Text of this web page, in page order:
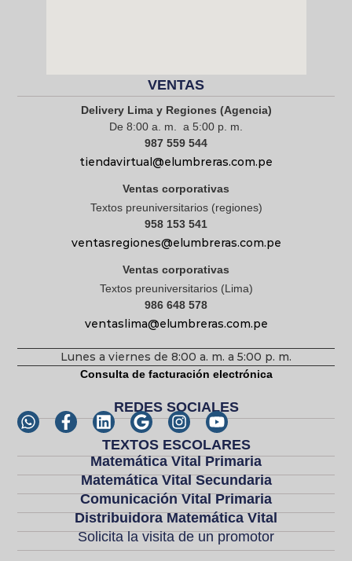
VENTAS
Delivery Lima y Regiones (Agencia)
De 8:00 a. m. a 5:00 p. m.
987 559 544
tiendavirtual@elumbreras.com.pe
Ventas corporativas
Textos preuniversitarios (regiones)
958 153 541
ventasregiones@elumbreras.com.pe
Ventas corporativas
Textos preuniversitarios (Lima)
986 648 578
ventaslima@elumbreras.com.pe
Lunes a viernes de 8:00 a. m. a 5:00 p. m.
Consulta de facturación electrónica
REDES SOCIALES
TEXTOS ESCOLARES
Matemática Vital Primaria
Matemática Vital Secundaria
Comunicación Vital Primaria
Distribuidora Matemática Vital
Solicita la visita de un promotor